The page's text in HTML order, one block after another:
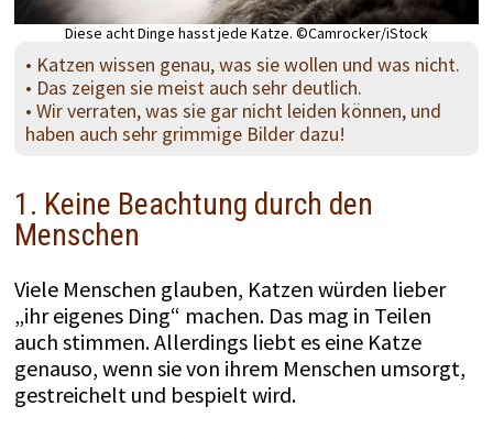
Diese acht Dinge hasst jede Katze. ©Camrocker/iStock
• Katzen wissen genau, was sie wollen und was nicht.
• Das zeigen sie meist auch sehr deutlich.
• Wir verraten, was sie gar nicht leiden können, und
haben auch sehr grimmige Bilder dazu!
1. Keine Beachtung durch den
Menschen
Viele Menschen glauben, Katzen würden lieber
„ihr eigenes Ding“ machen. Das mag in Teilen
auch stimmen. Allerdings liebt es eine Katze
genauso, wenn sie von ihrem Menschen umsorgt,
gestreichelt und bespielt wird.